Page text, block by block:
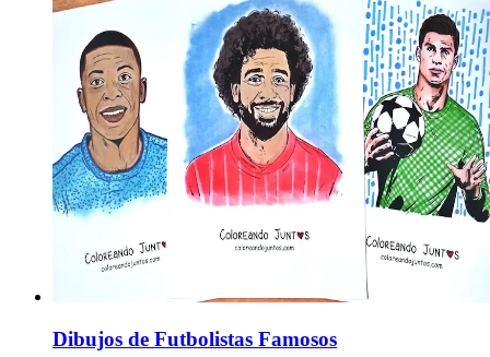
Dibujos de Futbolistas Famosos